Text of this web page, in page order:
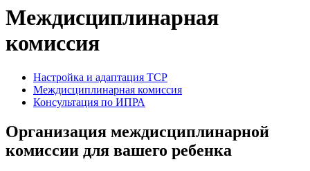
Междисциплинарная
комиссия
Настройка и адаптация ТСР
Междисциплинарная комиссия
Консультация по ИПРА
Организация междисциплинарной
комиссии для вашего ребенка